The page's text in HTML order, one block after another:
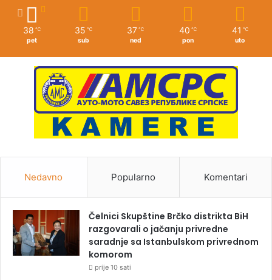
38 ℃
pet
35 ℃
sub
37 ℃
ned
40 ℃
pon
41 ℃
uto
Nedavno Popularno Komentari
Čelnici Skupštine Brčko distrikta BiH
razgovarali o jačanju privredne
saradnje sa Istanbulskom privrednom
komorom
prije 10 sati